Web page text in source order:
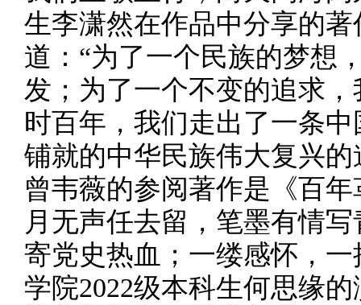
生李潇然在作品中分享的
道：“为了一个民族的梦想
发；为了一个不变的追求
时百年，我们走出了一条
铺就的中华民族伟大复兴
曾韦薇的参阅著作是《百
月无声任去留，笔墨有情
寄党史热血；一缕感怀，
学院2022级本科生何思缘